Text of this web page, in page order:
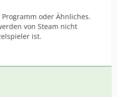
oder Ähnliches.
von Steam nicht
ist.